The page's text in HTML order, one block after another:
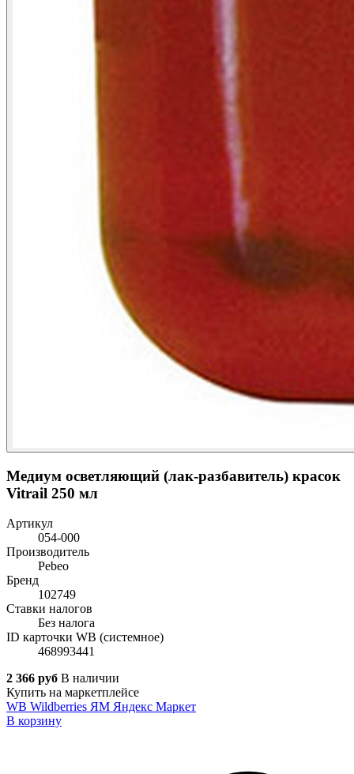
Медиум осветляющий (лак-разбавитель) красок
Vitrail 250 мл
Артикул
054-000
Производитель
Pebeo
Бренд
102749
Ставки налогов
Без налога
ID карточки WB (системное)
468993441
2 366 руб В наличии
Купить на маркетплейсе
WB Wildberries ЯМ Яндекс Маркет
В корзину